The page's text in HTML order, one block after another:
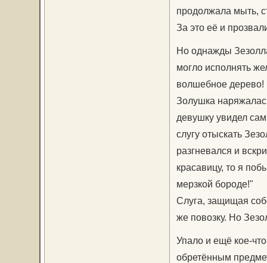
продолжала мыть,
За это её и
Но однажды
могло исполнять
волшебное дерево!
Золушка
девушку увидел
слугу отыскать
разгневался и
красавицу, то я
мерзкой бороде!"
Слуга, защищая
же повозку. Но
Упало и ещё кое-
обретённым